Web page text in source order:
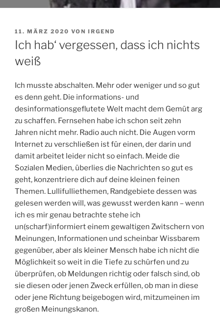
VERÖFFENTLICHT
AM
11. MÄRZ 2020 VON IRGEND
Ich hab‘ vergessen, dass ich nichts
weiß
Ich musste abschalten. Mehr oder weniger und so gut
es denn geht. Die informations- und
desinformationsgeflutete Welt macht dem Gemüt arg
zu schaffen. Fernsehen habe ich schon seit zehn
Jahren nicht mehr. Radio auch nicht. Die Augen vorm
Internet zu verschließen ist für einen, der darin und
damit arbeitet leider nicht so einfach. Meide die
Sozialen Medien, überlies die Nachrichten so gut es
geht, konzentriere dich auf deine kleinen feinen
Themen. Lullifulliethemen, Randgebiete dessen was
gelesen werden will, was gewusst werden kann – wenn
ich es mir genau betrachte stehe ich
un(scharf)informiert einem gewaltigen Zwitschern von
Meinungen, Informationen und scheinbar Wissbarem
gegenüber, aber als kleiner Mensch habe ich nicht die
Möglichkeit so weit in die Tiefe zu schürfen und zu
überprüfen, ob Meldungen richtig oder falsch sind, ob
sie diesen oder jenen Zweck erfüllen, ob man in diese
oder jene Richtung beigebogen wird, mitzumeinen im
großen Meinungskanon.